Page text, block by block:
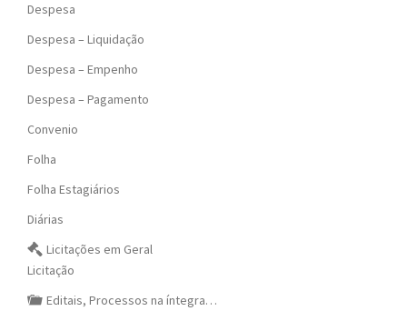
Despesa
Despesa – Liquidação
Despesa – Empenho
Despesa – Pagamento
Convenio
Folha
Folha Estagiários
Diárias
Licitações em Geral
Licitação
Editais, Processos na íntegra…